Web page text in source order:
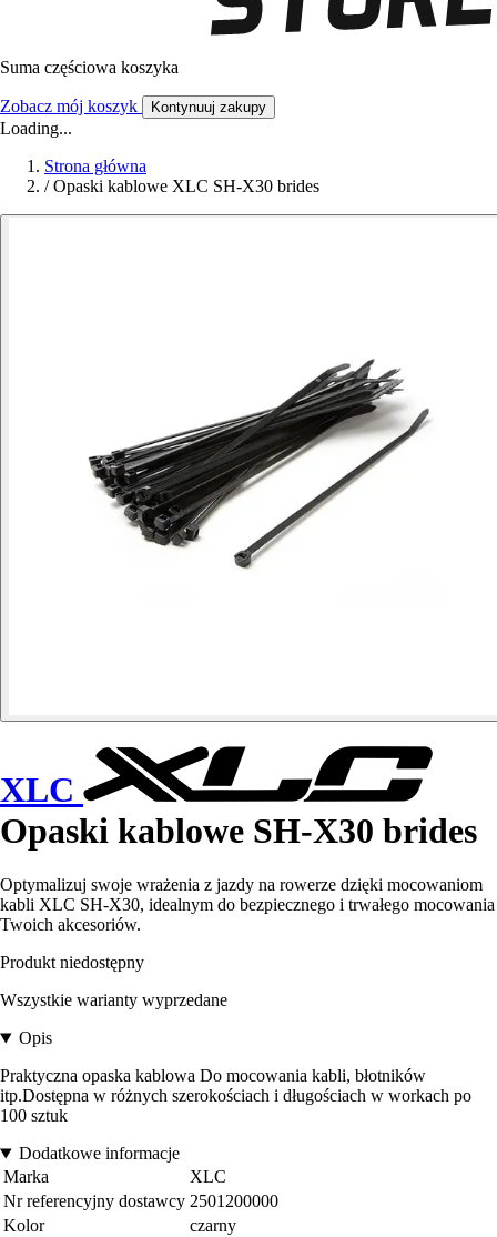
Suma częściowa koszyka
Zobacz mój koszyk Kontynuuj zakupy
Loading...
Strona główna
/ Opaski kablowe XLC SH-X30 brides
XLC
Opaski kablowe SH-X30 brides
Optymalizuj swoje wrażenia z jazdy na rowerze dzięki mocowaniom
kabli XLC SH-X30, idealnym do bezpiecznego i trwałego mocowania
Twoich akcesoriów.
Produkt niedostępny
Wszystkie warianty wyprzedane
Opis
Praktyczna opaska kablowa Do mocowania kabli, błotników
itp.Dostępna w różnych szerokościach i długościach w workach po
100 sztuk
Dodatkowe informacje
Marka
XLC
Nr referencyjny dostawcy 2501200000
Kolor
czarny